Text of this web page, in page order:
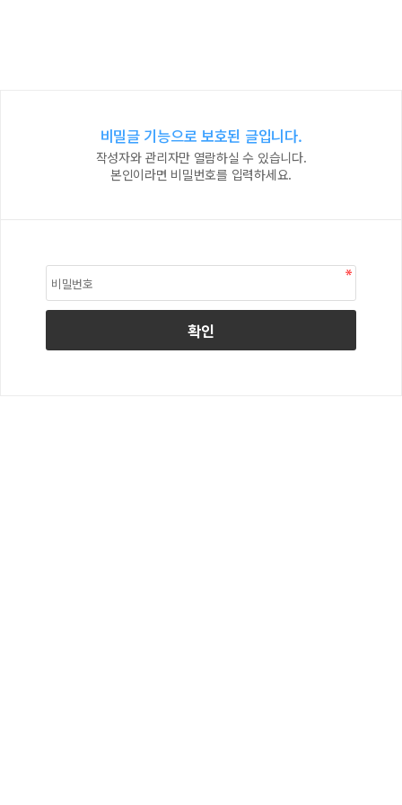
비밀글 기능으로 보호된 글입니다.
작성자와 관리자만 열람하실 수 있습니다.
본인이라면 비밀번호를 입력하세요.